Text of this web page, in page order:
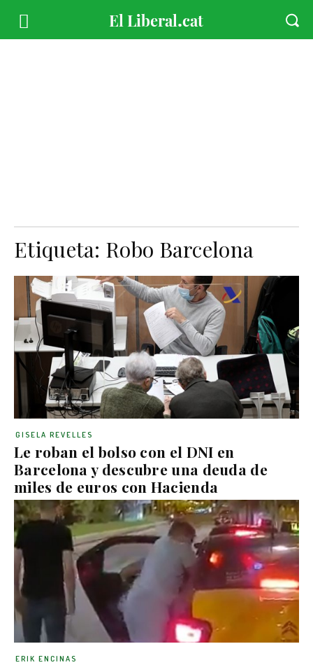
Etiqueta: Robo Barcelona
Le roban el bolso con el DNI en
Barcelona y descubre una deuda de
miles de euros con Hacienda
GISELA REVELLES
ERIK ENCINAS